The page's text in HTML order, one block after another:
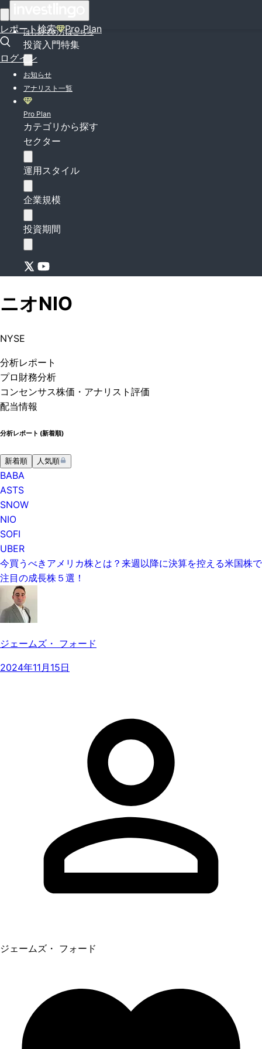
レポート検索 Pro Plan
ログイン
はじめての方はこちら
投資入門特集
お知らせ
アナリスト一覧
Pro Plan
カテゴリから探す
セクター
運用スタイル
企業規模
投資期間
ニオNIO
NYSE
分析レポート
プロ 財務分析
コンセンサス株価 ・アナリスト評価
配当情報
分析レポート (新着順)
新着順 人気順
BABA
ASTS
SNOW
NIO
SOFI
UBER
今買うべきアメリカ株とは？来週以降に決算を控える米国株で
注目の成長株５選！
ジェームズ・ フォード
2024年11月15日
ジェームズ・ フォード